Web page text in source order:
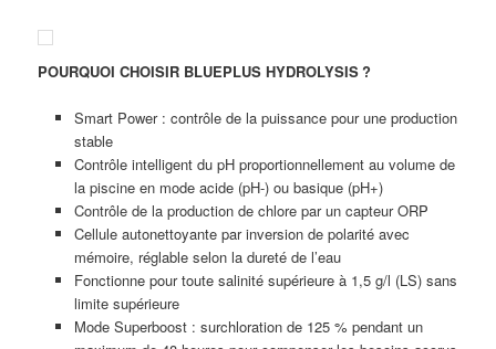
POURQUOI CHOISIR BLUEPLUS HYDROLYSIS ?
Smart Power : contrôle de la puissance pour une production
stable
Contrôle intelligent du pH proportionnellement au volume de
la piscine en mode acide (pH-) ou basique (pH+)
Contrôle de la production de chlore par un capteur ORP
Cellule autonettoyante par inversion de polarité avec
mémoire, réglable selon la dureté de l’eau
Fonctionne pour toute salinité supérieure à 1,5 g/l (LS) sans
limite supérieure
Mode Superboost : surchloration de 125 % pendant un